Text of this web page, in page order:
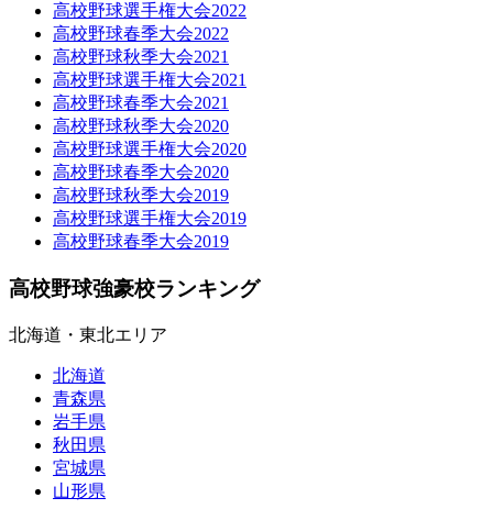
高校野球選手権大会2022
高校野球春季大会2022
高校野球秋季大会2021
高校野球選手権大会2021
高校野球春季大会2021
高校野球秋季大会2020
高校野球選手権大会2020
高校野球春季大会2020
高校野球秋季大会2019
高校野球選手権大会2019
高校野球春季大会2019
高校野球強豪校ランキング
北海道・東北エリア
北海道
青森県
岩手県
秋田県
宮城県
山形県